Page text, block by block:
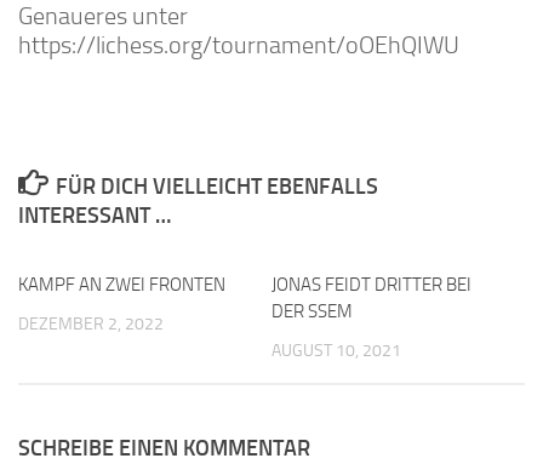
Genaueres unter
https://lichess.org/tournament/oOEhQIWU
FÜR DICH VIELLEICHT EBENFALLS
INTERESSANT …
KAMPF AN ZWEI FRONTEN
DEZEMBER 2, 2022
JONAS FEIDT DRITTER BEI
DER SSEM
AUGUST 10, 2021
SCHREIBE EINEN KOMMENTAR